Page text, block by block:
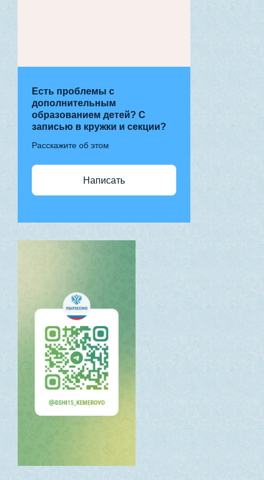
Есть проблемы с
дополнительным
образованием детей? С
записью в кружки и секции?
Расскажите об этом
Написать